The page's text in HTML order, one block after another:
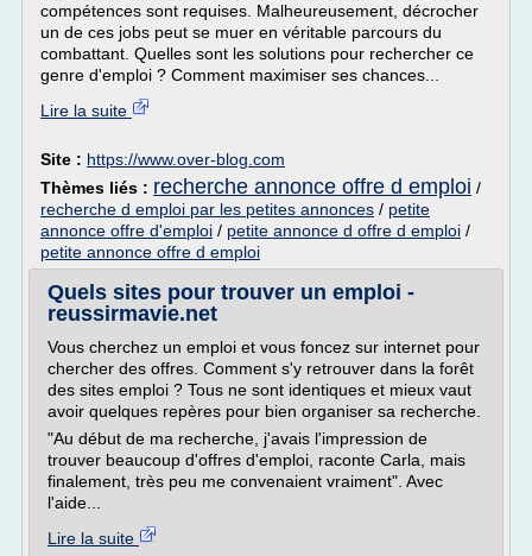
compétences sont requises. Malheureusement, décrocher
un de ces jobs peut se muer en véritable parcours du
combattant. Quelles sont les solutions pour rechercher ce
genre d'emploi ? Comment maximiser ses chances...
Lire la suite
Site : https://www.over-blog.com
Thèmes liés : recherche annonce offre d emploi /
recherche d emploi par les petites annonces / petite
annonce offre d'emploi / petite annonce d offre d emploi /
petite annonce offre d emploi
Quels sites pour trouver un emploi -
reussirmavie.net
Vous cherchez un emploi et vous foncez sur internet pour
chercher des offres. Comment s'y retrouver dans la forêt
des sites emploi ? Tous ne sont identiques et mieux vaut
avoir quelques repères pour bien organiser sa recherche.
"Au début de ma recherche, j'avais l'impression de
trouver beaucoup d'offres d'emploi, raconte Carla, mais
finalement, très peu me convenaient vraiment". Avec
l'aide...
Lire la suite